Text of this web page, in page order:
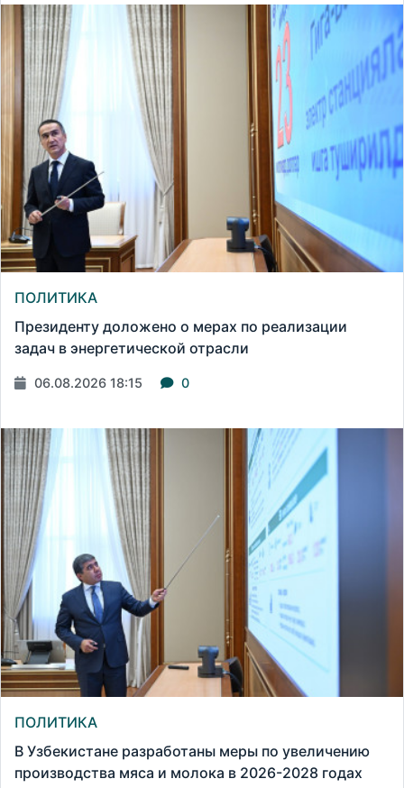
ПОЛИТИКА
Президенту доложено о мерах по реализации
задач в энергетической отрасли
06.08.2026 18:15 0
ПОЛИТИКА
В Узбекистане разработаны меры по увеличению
производства мяса и молока в 2026-2028 годах